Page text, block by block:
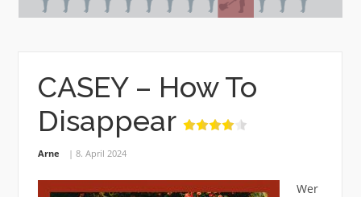
CASEY – How To
Disappear
Arne 8. April 2024
Wer